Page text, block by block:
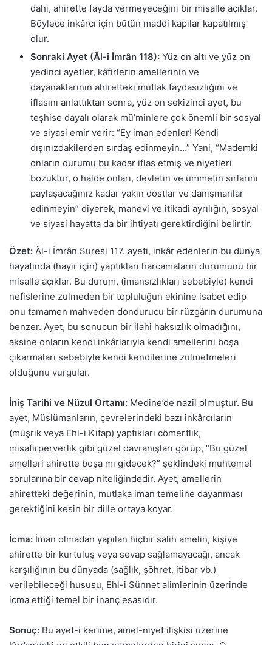
dahi, ahirette fayda vermeyeceğini bir misalle açıklar.
Böylece inkârcı için bütün maddi kapılar kapatılmış
olur.
Sonraki Ayet (Âl-i İmrân 118): Yüz on altı ve yüz on
yedinci ayetler, kâfirlerin amellerinin ve
dayanaklarının ahiretteki mutlak faydasızlığını ve
iflasını anlattıktan sonra, yüz on sekizinci ayet, bu
teşhise dayalı olarak mü’minlere çok önemli bir sosyal
ve siyasi emir verir: “Ey iman edenler! Kendi
dışınızdakilerden sırdaş edinmeyin…” Yani, “Mademki
onların durumu bu kadar iflas etmiş ve niyetleri
bozuktur, o halde onları, devletin ve ümmetin sırlarını
paylaşacağınız kadar yakın dostlar ve danışmanlar
edinmeyin” diyerek, manevi ve itikadi ayrılığın, sosyal
ve siyasi hayatta da bir ihtiyatı gerektirdiğini belirtir.
Özet: Âl-i İmrân Suresi 117. ayeti, inkâr edenlerin bu dünya
hayatında (hayır için) yaptıkları harcamaların durumunu bir
misalle açıklar. Bu durum, (imansızlıkları sebebiyle) kendi
nefislerine zulmeden bir topluluğun ekinine isabet edip
onu tamamen mahveden dondurucu bir rüzgârın durumuna
benzer. Ayet, bu sonucun bir ilahi haksızlık olmadığını,
aksine onların kendi inkârlarıyla kendi amellerini boşa
çıkarmaları sebebiyle kendi kendilerine zulmetmeleri
olduğunu vurgular.
İniş Tarihi ve Nüzul Ortamı: Medine’de nazil olmuştur. Bu
ayet, Müslümanların, çevrelerindeki bazı inkârcıların
(müşrik veya Ehl-i Kitap) yaptıkları cömertlik,
misafirperverlik gibi güzel davranışları görüp, “Bu güzel
amelleri ahirette boşa mı gidecek?” şeklindeki muhtemel
sorularına bir cevap niteliğindedir. Ayet, amellerin
ahiretteki değerinin, mutlaka iman temeline dayanması
gerektiğini kesin bir dille ortaya koyar.
İcma: İman olmadan yapılan hiçbir salih amelin, kişiye
ahirette bir kurtuluş veya sevap sağlamayacağı, ancak
karşılığının bu dünyada (sağlık, şöhret, itibar vb.)
verilebileceği hususu, Ehl-i Sünnet alimlerinin üzerinde
icma ettiği temel bir inanç esasıdır.
Sonuç: Bu ayet-i kerime, amel-niyet ilişkisi üzerine